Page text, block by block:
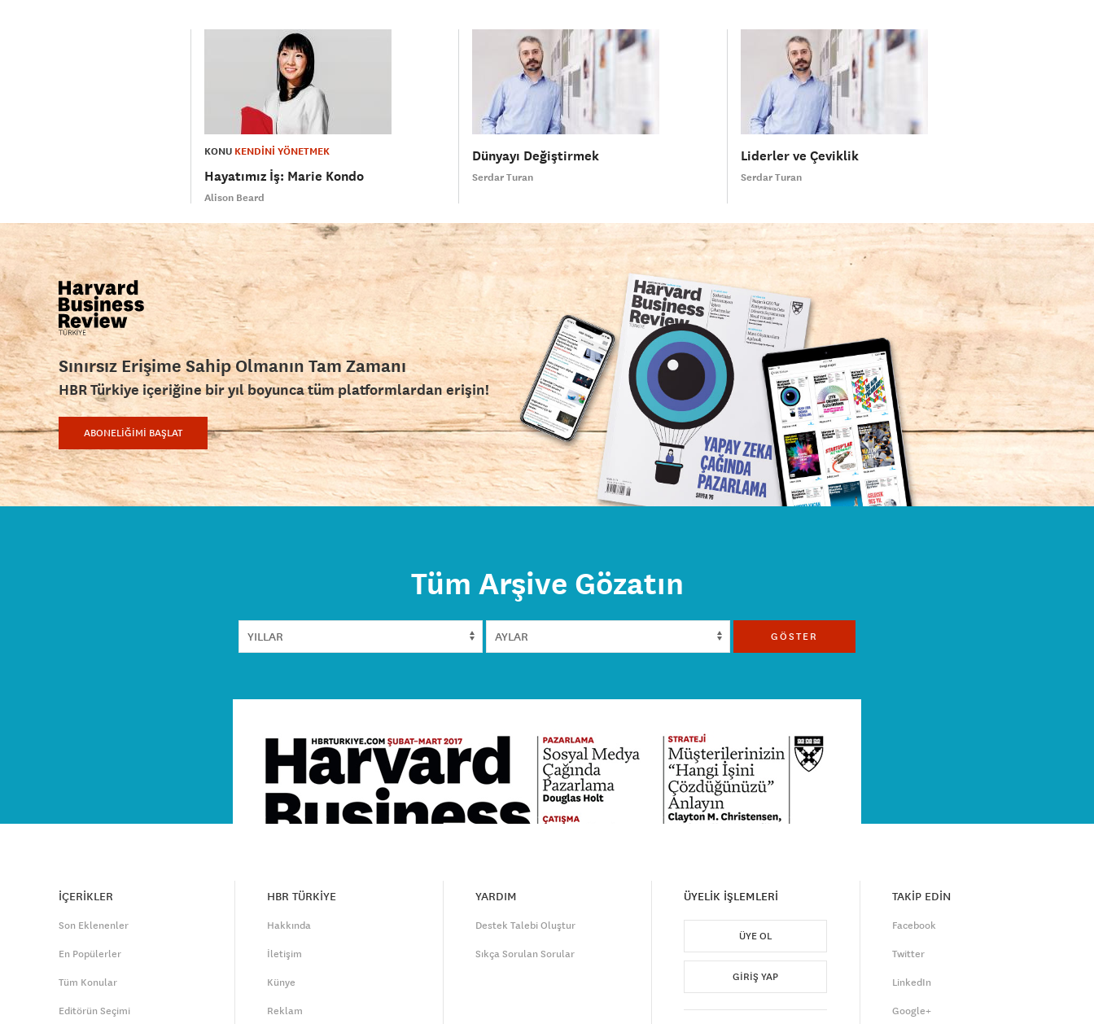
KONU KENDİNİ YÖNETMEK
Hayatımız İş: Marie Kondo
Alison Beard
Dünyayı Değiştirmek
Serdar Turan
Liderler ve Çeviklik
Serdar Turan
Sınırsız Erişime Sahip Olmanın Tam Zamanı
HBR Türkiye içeriğine bir yıl boyunca tüm platformlardan erişin!
ABONELİĞİMİ BAŞLAT
Tüm Arşive Gözatın
GÖSTER
İÇERİKLER
Son Eklenenler
En Popülerler
Tüm Konular
Editörün Seçimi
HBR TÜRKİYE
Hakkında
İletişim
Künye
Reklam
YARDIM
Destek Talebi Oluştur
Sıkça Sorulan Sorular
ÜYELİK İŞLEMLERİ
ÜYE OL
GIRIŞ YAP
TAKİP EDİN
Facebook
Twitter
LinkedIn
Google+